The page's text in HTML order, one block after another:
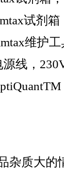
试剂箱，
维护工
，230V
杂质大的